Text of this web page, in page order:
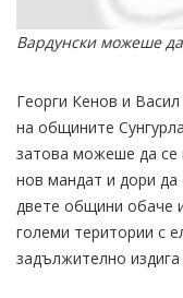
Вардунски можеше
Георги Кенов и
на общините
затова можеше да се
нов мандат и дори
двете общини обаче
големи територии с
задължително